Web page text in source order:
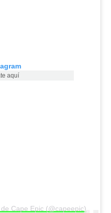
aquí
Cape Epic (@capeepic)